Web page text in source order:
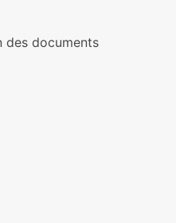
des documents